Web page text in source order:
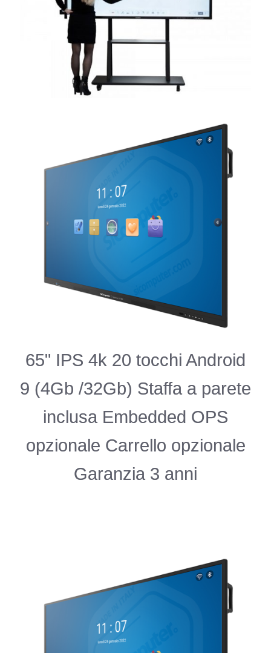
65" IPS 4k 20 tocchi Android
9 (4Gb /32Gb) Staffa a parete
inclusa Embedded OPS
opzionale Carrello opzionale
Garanzia 3 anni